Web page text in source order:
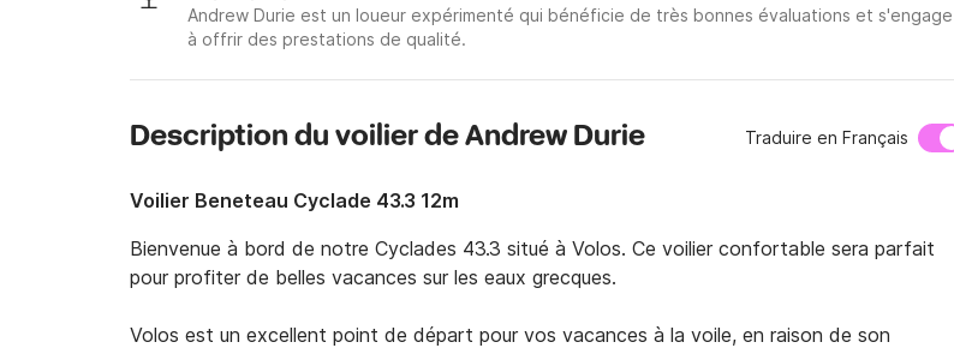
Andrew Durie est un loueur expérimenté qui bénéficie de très bonnes évaluations et s'engage
à offrir des prestations de qualité.
Description du voilier de Andrew Durie Traduire en Français
Voilier Beneteau Cyclade 43.3 12m
Bienvenue à bord de notre Cyclades 43.3 situé à Volos. Ce voilier confortable sera parfait
pour profiter de belles vacances sur les eaux grecques.
Volos est un excellent point de départ pour vos vacances à la voile, en raison de son